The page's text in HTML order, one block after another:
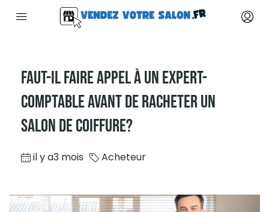
Faut-Il Faire Appel À Un Expert-
Comptable Avant De Racheter Un
Salon De Coiffure?
il y a3 mois Acheteur